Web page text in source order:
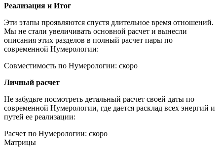
Реализация и Итог
Эти этапы проявляются спустя длительное время отношений.
Мы не стали увеличивать основной расчет и вынесли
описания этих разделов в полный расчет пары по
современной Нумерологии:
Совместимость по Нумерологии: скоро
Личный расчет
Не забудьте посмотреть детальный расчет своей даты по
современной Нумерологии, где дается расклад всех энергий и
путей ее реализации:
Расчет по Нумерологии: скоро
Матрицы